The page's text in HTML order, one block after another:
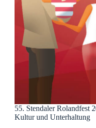
55. Stendaler Rolandfest
Kultur und Unterhaltung